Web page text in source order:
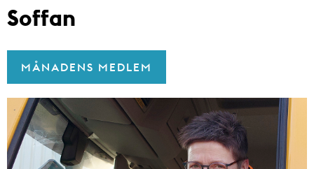
Soffan
MÅNADENS MEDLEM